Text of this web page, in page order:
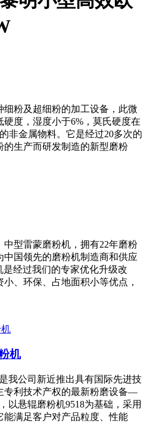
细粉及超细粉的加工设备，此微
度，湿度小于6%，莫氏硬度在
非金属物料。它是经过20多次的
的生产而研发制造的新型磨粉
型雷蒙磨粉机，拥有22年磨粉
中国领先的磨粉机制造商和供应
经过我们的专家优化升级改
、环保、占地面积小等优点，
机
我公司新近推出具有国际先进技
专利技术产权的最新粉磨设备—
以悬辊磨粉机9518为基础，采用
能满足客户对产品粒度、性能